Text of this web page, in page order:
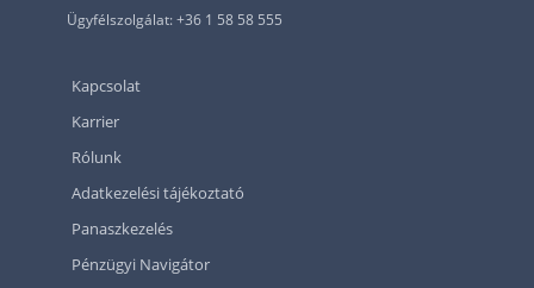
Ügyfélszolgálat: +36 1 58 58 555
Kapcsolat
Karrier
Rólunk
Adatkezelési tájékoztató
Panaszkezelés
Pénzügyi Navigátor